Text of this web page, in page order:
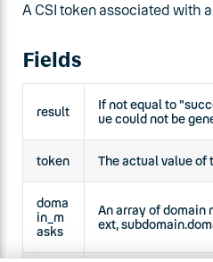
A CSI token associated with
Fields
result
If not equal to
ue could not be
token The actual value of
doma
in_m
asks
An array of domain
ext,